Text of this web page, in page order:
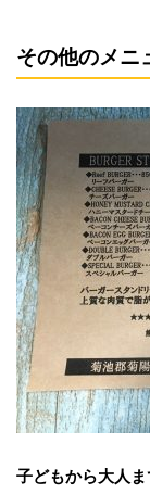
その他のメニ
子どもから大人